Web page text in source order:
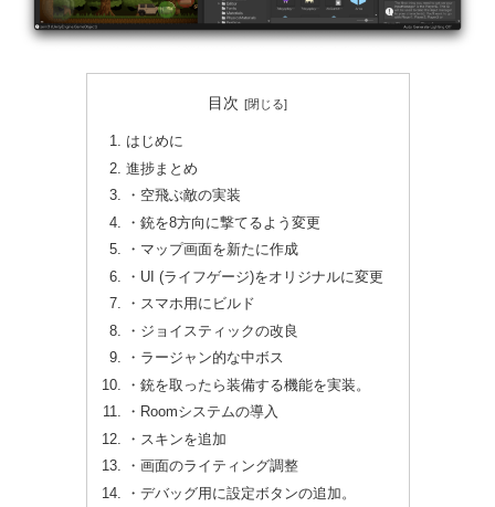
目次
はじめに
進捗まとめ
・空飛ぶ敵の実装
・銃を8方向に撃てるよう変更
・マップ画面を新たに作成
・UI (ライフゲージ)をオリジナルに変更
・スマホ用にビルド
・ジョイスティックの改良
・ラージャン的な中ボス
・銃を取ったら装備する機能を実装。
・Roomシステムの導入
・スキンを追加
・画面のライティング調整
・デバッグ用に設定ボタンの追加。